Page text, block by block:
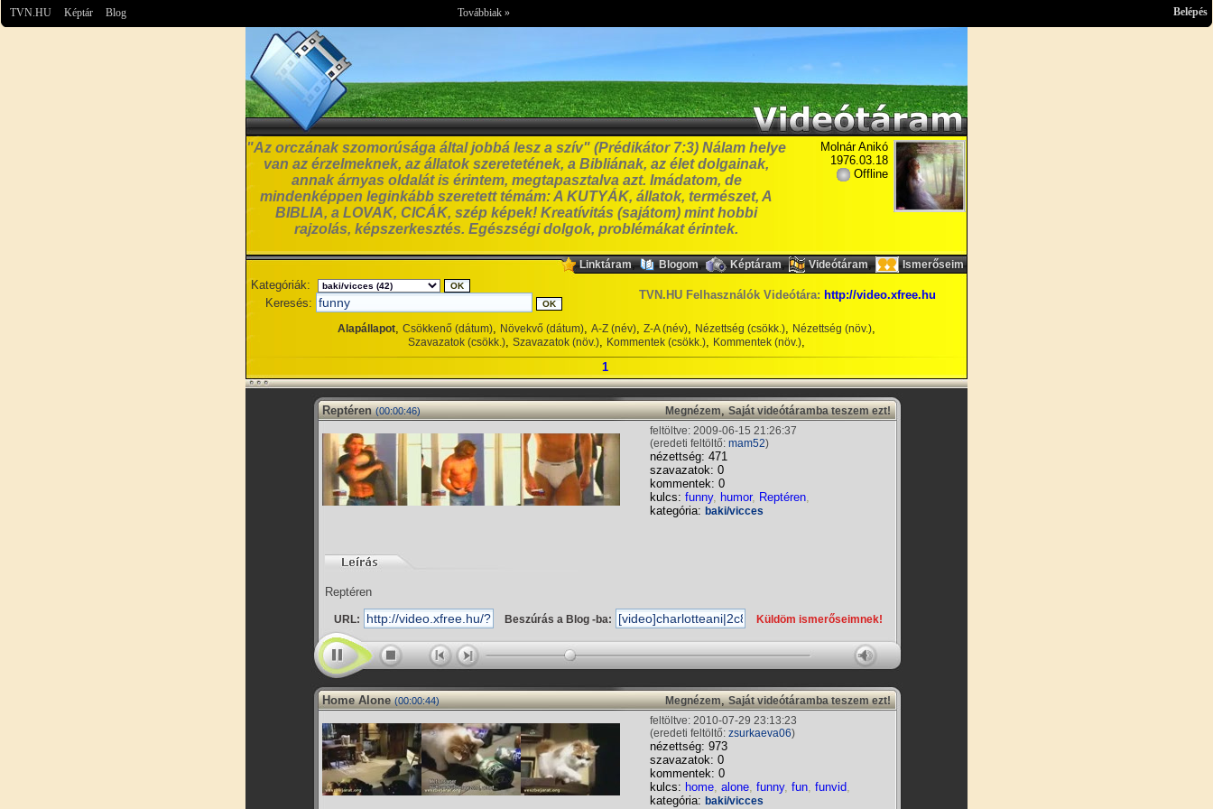
TVN.HU Képtár Blog Továbbiak » Belépés
"Az orczának szomorúsága által jobbá lesz a szív" (Prédikátor 7:3) Nálam helye
van az érzelmeknek, az állatok szeretetének, a Bibliának, az élet dolgainak,
annak árnyas oldalát is érintem, megtapasztalva azt. Imádatom, de
mindenképpen leginkább szeretett témám: A KUTYÁK, állatok, természet, A
BIBLIA, a LOVAK, CICÁK, szép képek! Kreatívitás (sajátom) mint hobbi
rajzolás, képszerkesztés. Egészségi dolgok, problémákat érintek.
Molnár Anikó
1976.03.18
Offline
Linktáram, Blogom, Képtáram, Videótáram, Ismerőseim
Kategóriák:
Keresés:
TVN.HU Felhasználók Videótára: http://video.xfree.hu
Alapállapot, Csökkenő (dátum), Növekvő (dátum), A-Z (név), Z-A (név), Nézettség (csökk.), Nézettség (növ.),
Szavazatok (csökk.), Szavazatok (növ.), Kommentek (csökk.), Kommentek (növ.),
1
Reptéren (00:00:46) Megnézem,Saját videótáramba teszem ezt!
feltöltve: 2009-06-15 21:26:37
(eredeti feltöltő: mam52)
nézettség: 471
szavazatok: 0
kommentek: 0
kulcs: funny, humor, Reptéren,
kategória: baki/vicces
Reptéren
URL: Beszúrás a Blog -ba: Küldöm ismerőseimnek!
Home Alone (00:00:44) Megnézem,Saját videótáramba teszem ezt!
feltöltve: 2010-07-29 23:13:23
(eredeti feltöltő: zsurkaeva06)
nézettség: 973
szavazatok: 0
kommentek: 0
kulcs: home, alone, funny, fun, funvid,
kategória: baki/vicces